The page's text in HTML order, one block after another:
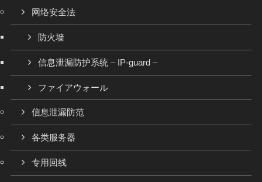
网络安全法
防火墙
信息泄漏防护系统 – IP-guard –
ファイアウォール
信息泄漏防范
各类服务器
专用回线